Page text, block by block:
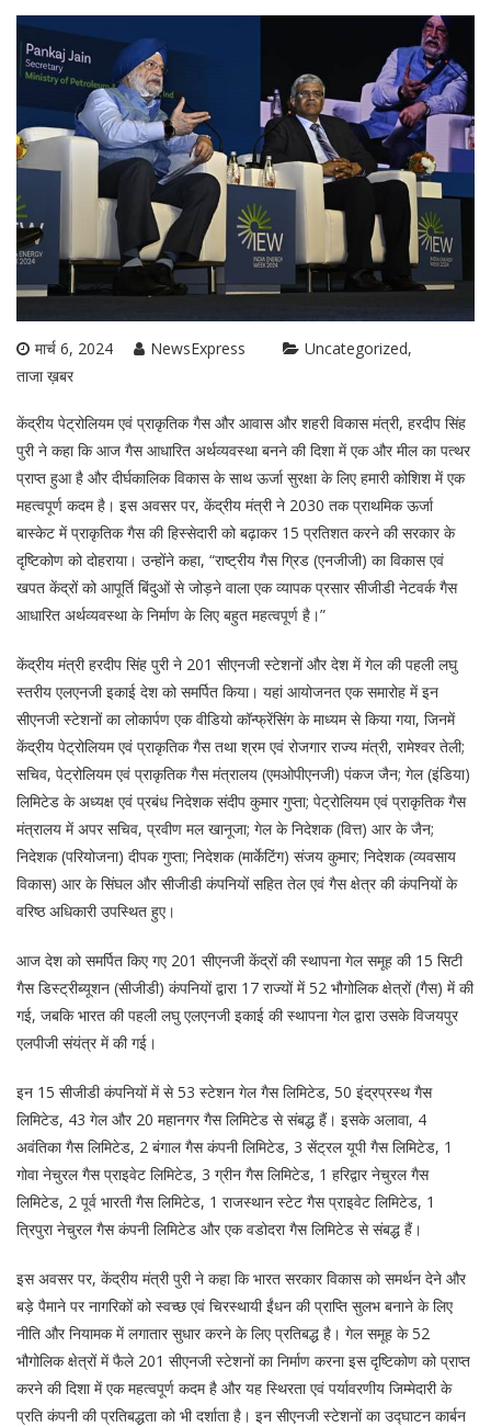
मार्च 6, 2024 NewsExpress
Uncategorized
ताजा ख़बर
केंद्रीय पेट्रोलियम एवं प्राकृतिक गैस और आवास और शहरी विकास मंत्री, हरदीप सिंह
पुरी ने कहा कि आज गैस आधारित अर्थव्यवस्था बनने की दिशा में एक और मील का पत्थर
प्राप्त हुआ है और दीर्घकालिक विकास के साथ ऊर्जा सुरक्षा के लिए हमारी कोशिश में एक
महत्वपूर्ण कदम है। इस अवसर पर, केंद्रीय मंत्री ने 2030 तक प्राथमिक ऊर्जा
बास्केट में प्राकृतिक गैस की हिस्सेदारी को बढ़ाकर 15 प्रतिशत करने की सरकार के
दृष्टिकोण को दोहराया। उन्होंने कहा, “राष्ट्रीय गैस ग्रिड (एनजीजी) का विकास एवं
खपत केंद्रों को आपूर्ति बिंदुओं से जोड़ने वाला एक व्यापक प्रसार सीजीडी नेटवर्क गैस
आधारित अर्थव्यवस्था के निर्माण के लिए बहुत महत्वपूर्ण है।”
केंद्रीय मंत्री हरदीप सिंह पुरी ने 201 सीएनजी स्टेशनों और देश में गेल की पहली लघु
स्तरीय एलएनजी इकाई देश को समर्पित किया। यहां आयोजनत एक समारोह में इन
सीएनजी स्टेशनों का लोकार्पण एक वीडियो कॉन्फ्रेंसिंग के माध्यम से किया गया, जिनमें
केंद्रीय पेट्रोलियम एवं प्राकृतिक गैस तथा श्रम एवं रोजगार राज्य मंत्री, रामेश्वर तेली;
सचिव, पेट्रोलियम एवं प्राकृतिक गैस मंत्रालय (एमओपीएनजी) पंकज जैन; गेल (इंडिया)
लिमिटेड के अध्यक्ष एवं प्रबंध निदेशक संदीप कुमार गुप्ता; पेट्रोलियम एवं प्राकृतिक गैस
मंत्रालय में अपर सचिव, प्रवीण मल खानूजा; गेल के निदेशक (वित्त) आर के जैन;
निदेशक (परियोजना) दीपक गुप्ता; निदेशक (मार्केटिंग) संजय कुमार; निदेशक (व्यवसाय
विकास) आर के सिंघल और सीजीडी कंपनियों सहित तेल एवं गैस क्षेत्र की कंपनियों के
वरिष्ठ अधिकारी उपस्थित हुए।
आज देश को समर्पित किए गए 201 सीएनजी केंद्रों की स्थापना गेल समूह की 15 सिटी
गैस डिस्ट्रीब्यूशन (सीजीडी) कंपनियों द्वारा 17 राज्यों में 52 भौगोलिक क्षेत्रों (गैस) में की
गई, जबकि भारत की पहली लघु एलएनजी इकाई की स्थापना गेल द्वारा उसके विजयपुर
एलपीजी संयंत्र में की गई।
इन 15 सीजीडी कंपनियों में से 53 स्टेशन गेल गैस लिमिटेड, 50 इंद्रप्रस्थ गैस
लिमिटेड, 43 गेल और 20 महानगर गैस लिमिटेड से संबद्ध हैं। इसके अलावा, 4
अवंतिका गैस लिमिटेड, 2 बंगाल गैस कंपनी लिमिटेड, 3 सेंट्रल यूपी गैस लिमिटेड, 1
गोवा नेचुरल गैस प्राइवेट लिमिटेड, 3 ग्रीन गैस लिमिटेड, 1 हरिद्वार नेचुरल गैस
लिमिटेड, 2 पूर्व भारती गैस लिमिटेड, 1 राजस्थान स्टेट गैस प्राइवेट लिमिटेड, 1
त्रिपुरा नेचुरल गैस कंपनी लिमिटेड और एक वडोदरा गैस लिमिटेड से संबद्ध हैं।
इस अवसर पर, केंद्रीय मंत्री पुरी ने कहा कि भारत सरकार विकास को समर्थन देने और
बड़े पैमाने पर नागरिकों को स्वच्छ एवं चिरस्थायी ईंधन की प्राप्ति सुलभ बनाने के लिए
नीति और नियामक में लगातार सुधार करने के लिए प्रतिबद्ध है। गेल समूह के 52
भौगोलिक क्षेत्रों में फैले 201 सीएनजी स्टेशनों का निर्माण करना इस दृष्टिकोण को प्राप्त
करने की दिशा में एक महत्वपूर्ण कदम है और यह स्थिरता एवं पर्यावरणीय जिम्मेदारी के
प्रति कंपनी की प्रतिबद्धता को भी दर्शाता है। इन सीएनजी स्टेशनों का उद्घाटन कार्बन